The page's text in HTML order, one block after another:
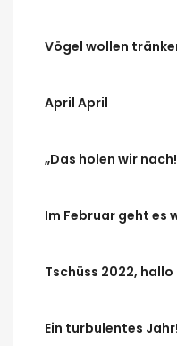
Vögel wollen
April April
„Das holen wir
Im Februar geht es
Tschüss 2022, hallo
Ein turbulentes Jahr!